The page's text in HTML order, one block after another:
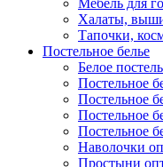
Халаты,
Тапочки,
Постельное белье
Белое
Постельное
Постельное
Постельное
Постельное
Наволочки
Простыни